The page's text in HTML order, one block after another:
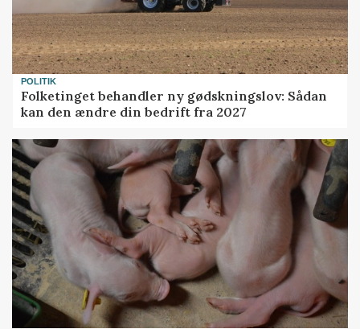
POLITIK
Folketinget behandler ny gødskningslov: Sådan
kan den ændre din bedrift fra 2027